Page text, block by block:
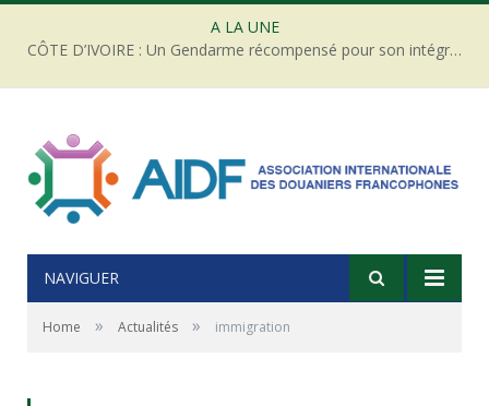
A LA UNE
CÔTE D’IVOIRE : Un Gendarme récompensé pour son intégrité face à une tentative de corruption
NAVIGUER
Home » Actualités » immigration